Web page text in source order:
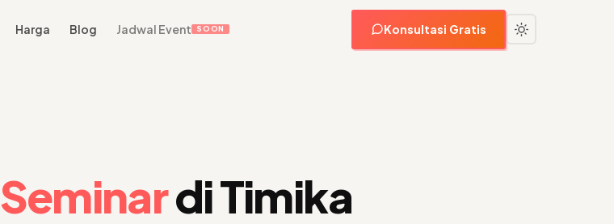
Harga Blog Jadwal Event SOON Konsultasi Gratis
Seminardi Timika